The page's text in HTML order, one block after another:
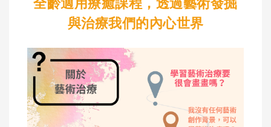
全齡適用療癒課程，透過藝術發掘
與治療我們的內心世界